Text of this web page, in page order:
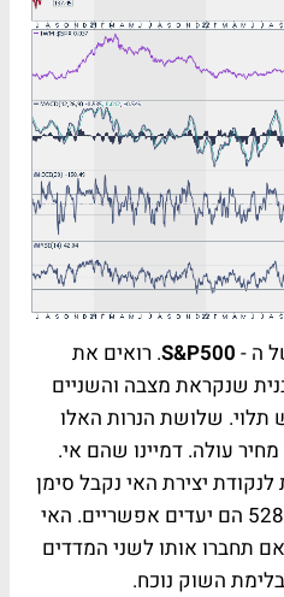
ה - S&P500. רואים את
שנקראת מצבה והשניים
שלושת הנרות האלו
עולה. דמיינו שהם אי.
יצירת האי נקבל סימן
להתחלה של תיקון. 5280/5180 הם יעדים אפשריים. האי
תחברו אותו לשני המדדים
השוק נוכח.